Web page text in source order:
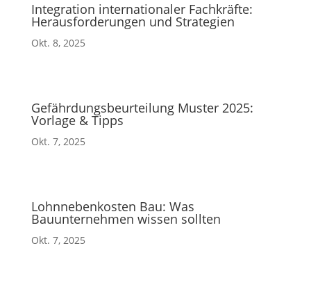
Integration internationaler Fachkräfte:
Herausforderungen und Strategien
Okt. 8, 2025
Gefährdungsbeurteilung Muster 2025:
Vorlage & Tipps
Okt. 7, 2025
Lohnnebenkosten Bau: Was
Bauunternehmen wissen sollten
Okt. 7, 2025